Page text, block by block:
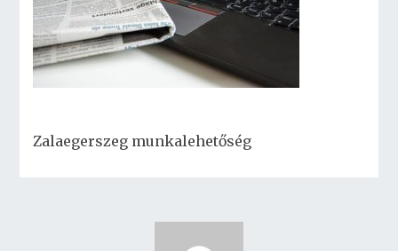
Zalaegerszeg munkalehetőség